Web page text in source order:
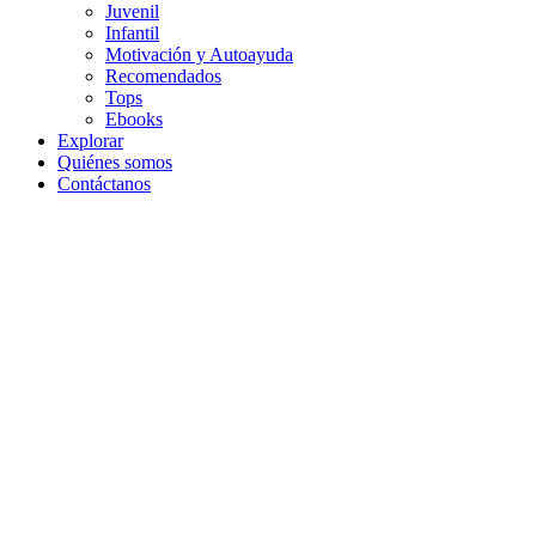
Juvenil
Infantil
Motivación y Autoayuda
Recomendados
Tops
Ebooks
Explorar
Quiénes somos
Contáctanos